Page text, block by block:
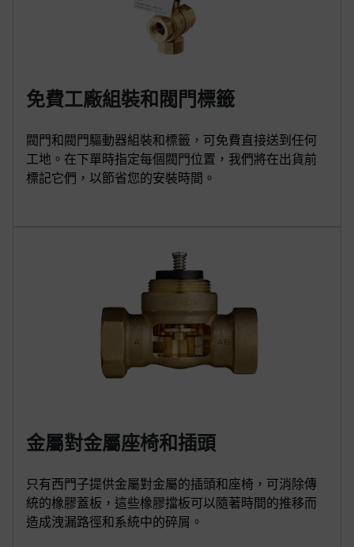
免費工廠組裝和閥門標籤
閥門和閥門驅動器組裝和標籤，可免費直接送到任何
工地。在下單時指定每個閥門位置，我們將在出貨前
標記它們，以節省您的安裝時間。
金屬對金屬座椅和插頭
只有西門子提供金屬對金屬的插頭和座椅，可消除傳
統的橡膠蓋板，這些橡膠擋板可以隨著時間的推移而
造成洩漏路徑和系統中的碎屑。